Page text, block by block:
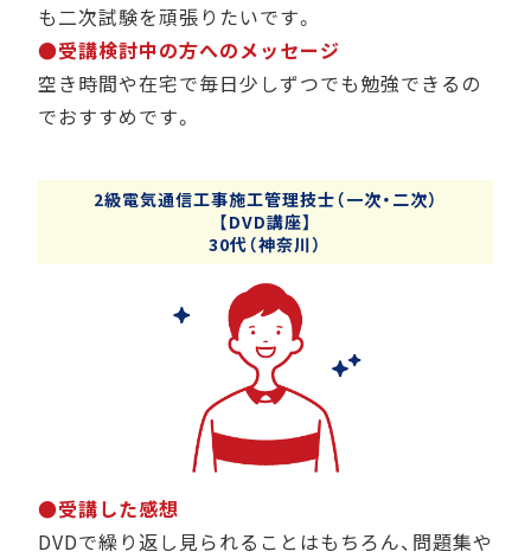
も二次試験を頑張りたいです。
●受講検討中の方へのメッセージ
空き時間や在宅で毎日少しずつでも勉強できるの
でおすすめです。
2級電気通信工事施工管理技士（一次・二次）
【DVD講座】
30代（神奈川）
●受講した感想
DVDで繰り返し見られることはもちろん、問題集や